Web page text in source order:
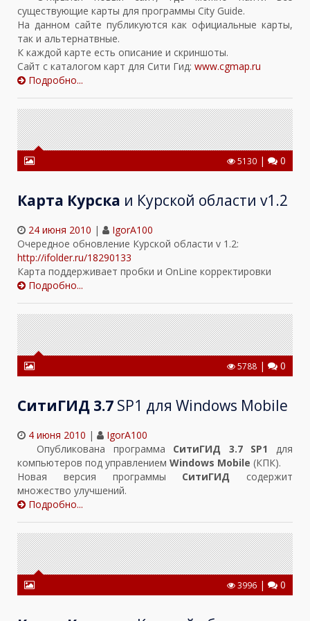
существующие карты для программы City Guide.
На данном сайте публикуются как официальные карты,
так и альтернатвные.
К каждой карте есть описание и скриншоты.
Сайт с каталогом карт для Сити Гид: www.cgmap.ru
Подробно...
5130 | 0
Карта Курска и Курской области v1.2
24 июня 2010 |
IgorA100
Очередное обновление Курской области v 1.2:
http://ifolder.ru/18290133
Карта поддерживает пробки и OnLine корректировки
Подробно...
5788 | 0
СитиГИД 3.7 SP1 для Windows Mobile
4 июня 2010 |
IgorA100
Опубликована программа СитиГИД 3.7 SP1
для
компьютеров под управлением Windows Mobile (КПК).
Новая версия программы СитиГИД содержит
множество улучшений.
Подробно...
3996 | 0